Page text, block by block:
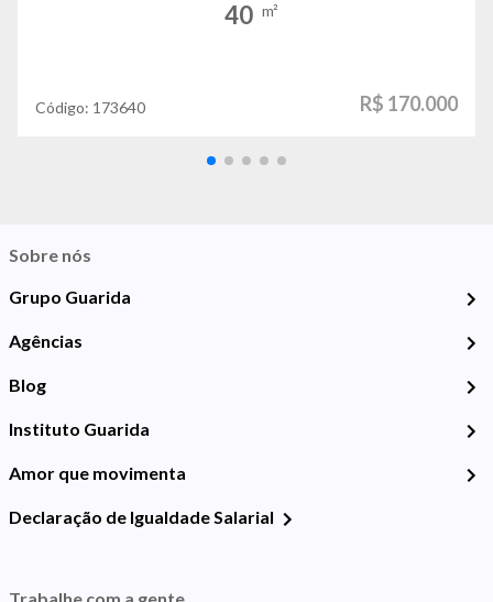
40 m²
Código: 173640 R$ 170.000
Sobre nós
Grupo Guarida
Agências
Blog
Instituto Guarida
Amor que movimenta
Declaração de Igualdade Salarial